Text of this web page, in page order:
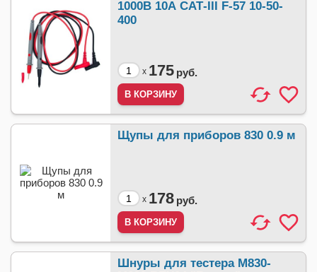
1000В 10А САТ-III F-57 10-50-
400
x 175 руб.
Щупы для приборов 830 0.9 м
x 178 руб.
Шнуры для тестера M830-